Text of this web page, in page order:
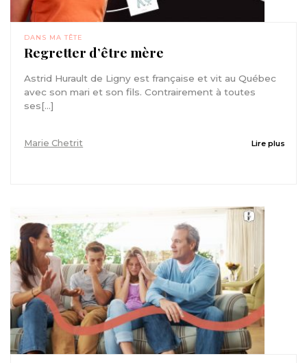
DANS MA TÊTE
Regretter d’être mère
Astrid Hurault de Ligny est française et vit au Québec
avec son mari et son fils. Contrairement à toutes
ses[...]
Marie Chetrit Lire plus